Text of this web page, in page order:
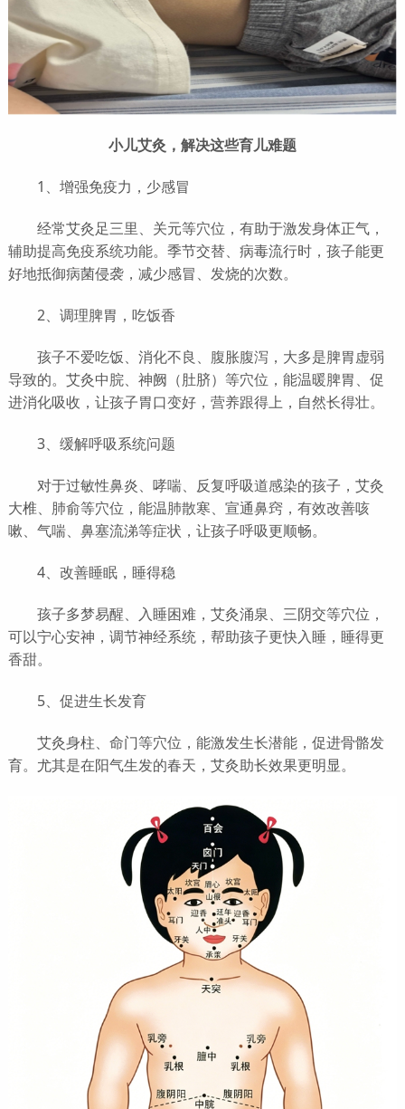
小儿艾灸，解决这些育儿难题
1、增强免疫力，少感冒
经常艾灸足三里、关元等穴位，有助于激发身体正气，
辅助提高免疫系统功能。季节交替、病毒流行时，孩子能更
好地抵御病菌侵袭，减少感冒、发烧的次数。
2、调理脾胃，吃饭香
孩子不爱吃饭、消化不良、腹胀腹泻，大多是脾胃虚弱
导致的。艾灸中脘、神阙（肚脐）等穴位，能温暖脾胃、促
进消化吸收，让孩子胃口变好，营养跟得上，自然长得壮。
3、缓解呼吸系统问题
对于过敏性鼻炎、哮喘、反复呼吸道感染的孩子，艾灸
大椎、肺俞等穴位，能温肺散寒、宣通鼻窍，有效改善咳
嗽、气喘、鼻塞流涕等症状，让孩子呼吸更顺畅。
4、改善睡眠，睡得稳
孩子多梦易醒、入睡困难，艾灸涌泉、三阴交等穴位，
可以宁心安神，调节神经系统，帮助孩子更快入睡，睡得更
香甜。
5、促进生长发育
艾灸身柱、命门等穴位，能激发生长潜能，促进骨骼发
育。尤其是在阳气生发的春天，艾灸助长效果更明显。